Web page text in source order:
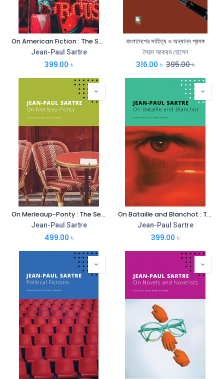
On American Fiction : The Seagull Sartre Library 12
Jean-Paul Sartre
399.00 ৳
বাংলাদেশের সাহিত্য ও অন্যান্য প্রসঙ্গ
সৈয়দ আকরম হোসেন
316.00 ৳ 395.00৳
On Merleaup-Ponty : The Seagull Sartre Library 5
Jean-Paul Sartre
499.00 ৳
On Bataille and Blanchot : The Seagull Sartre Library 10
Jean-Paul Sartre
399.00 ৳